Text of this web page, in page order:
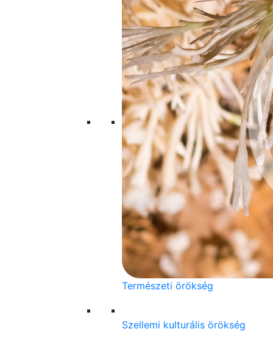
Természeti örökség
Szellemi kulturális örökség